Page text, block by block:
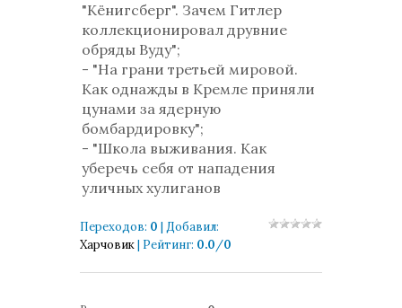
"Кёнигсберг". Зачем Гитлер
коллекционировал друвние
обряды Вуду";
- "На грани третьей мировой.
Как однажды в Кремле приняли
цунами за ядерную
бомбардировку";
- "Школа выживания. Как
уберечь себя от нападения
уличных хулиганов
Переходов: 0 | Добавил:
Харчовик| Рейтинг: 0.0/0